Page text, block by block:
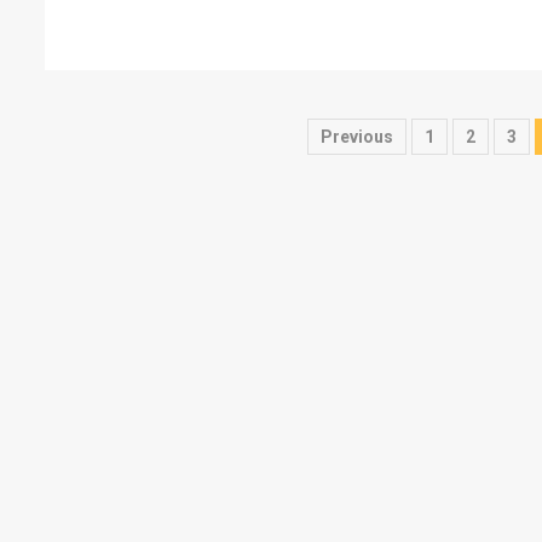
Posts
Previous 1 2 3